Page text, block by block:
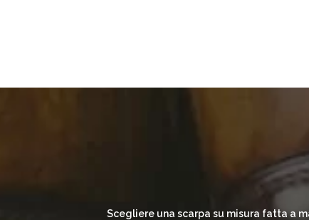
Scegliere una scarpa su misura fatta a